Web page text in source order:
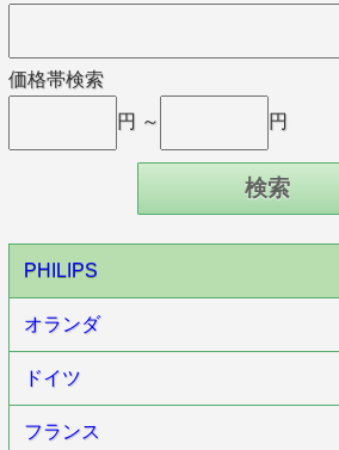
価格帯検索
円 ～ 円
PHILIPS
オランダ
ドイツ
フランス